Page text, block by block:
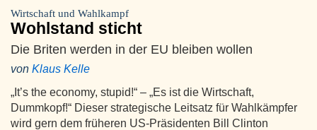
Wirtschaft und Wahlkampf
Wohlstand sticht
Die Briten werden in der EU bleiben wollen
von Klaus Kelle
„It’s the economy, stupid!“ – „Es ist die Wirtschaft,
Dummkopf!“ Dieser strategische Leitsatz für Wahlkämpfer
wird gern dem früheren US-Präsidenten Bill Clinton